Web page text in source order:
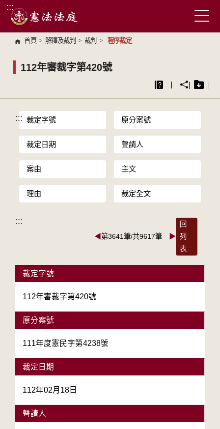
跳到主要內容區塊
:::
首頁 > 解釋及裁判 > 裁判 > 程序裁定
112年審裁字第420號
::: 裁定字號 原分案號
裁定日期 聲請人
案由 主文
理由 裁定全文
:::
◀第3641筆/共9617筆 ▶
回
列
表
裁定字號
112年審裁字第420號
原分案號
111年度憲民字第4238號
裁定日期
112年02月18日
聲請人